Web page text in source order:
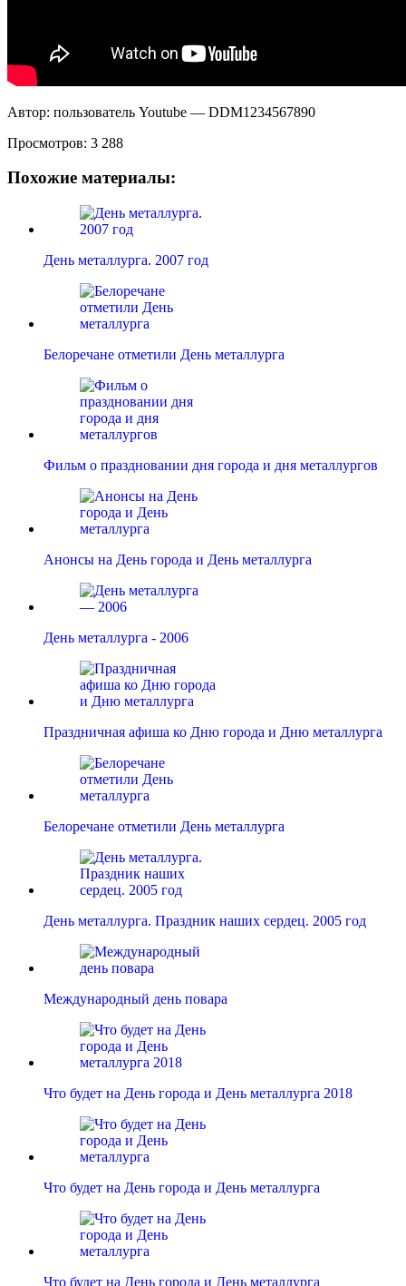
Автор: пользователь Youtube — DDM1234567890
Просмотров: 3 288
Похожие материалы:
День металлурга. 2007 год
Белоречане отметили День металлурга
Фильм о праздновании дня города и дня металлургов
Анонсы на День города и День металлурга
День металлурга - 2006
Праздничная афиша ко Дню города и Дню металлурга
Белоречане отметили День металлурга
День металлурга. Праздник наших сердец. 2005 год
Международный день повара
Что будет на День города и День металлурга 2018
Что будет на День города и День металлурга
Что будет на День города и День металлурга